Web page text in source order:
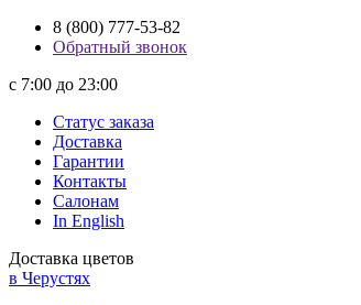
8 (800) 777-53-82
Обратный звонок
с 7:00 до 23:00
Статус заказа
Доставка
Гарантии
Контакты
Салонам
In English
Доставка цветов
в Черустях